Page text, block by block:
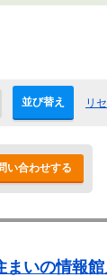
並び替え リ
い合わせする
まいの情報